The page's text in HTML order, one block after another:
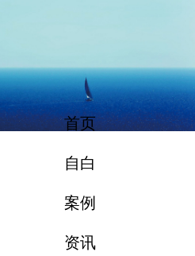
首页
自白
案例
资讯